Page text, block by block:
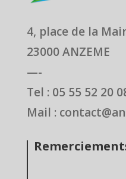
4, place de la
23000 ANZEME
—-
Tel : 05 55 52 20
Mail :